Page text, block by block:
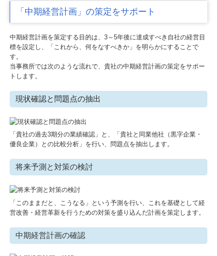
「中期経営計画」の策定をサポート
中期経営計画を策定する目的は、3～5年後に達成すべき自社の経営目
標を設定し、「これから、何をなすべきか」を明らかにすることで
す。
当事務所では次のような流れで、貴社の中期経営計画の策定をサポー
トします。
現状確認と問題点の抽出
「貴社の過去3期分の業績確認」と、「貴社と同業他社（黒字企業・
優良企業）との比較分析」を行い、問題点を抽出します。
将来予測と対策の検討
「このままだと、こうなる」という予測を行い、これを基礎として経
営改善・経営革新を行うための対策を盛り込んだ計画を策定します。
中期経営計画の確認